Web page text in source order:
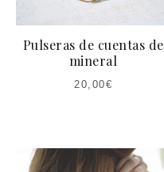
Pulseras de cuentas de
mineral
20,00€